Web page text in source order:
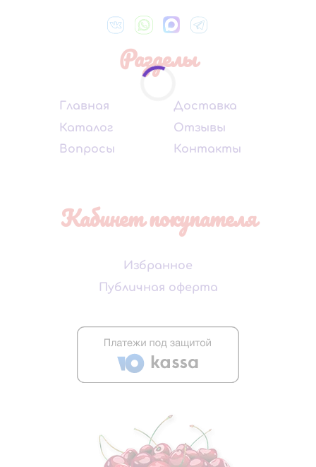
Разделы
Главная
Каталог
Вопросы
Доставка
Отзывы
Контакты
Кабинет покупателя
Избранное
Публичная оферта